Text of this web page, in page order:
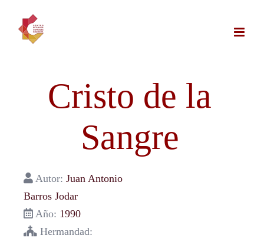
contenido
Cristo de la
Sangre
Autor: Juan Antonio
Barros Jodar
Año: 1990
Hermandad: